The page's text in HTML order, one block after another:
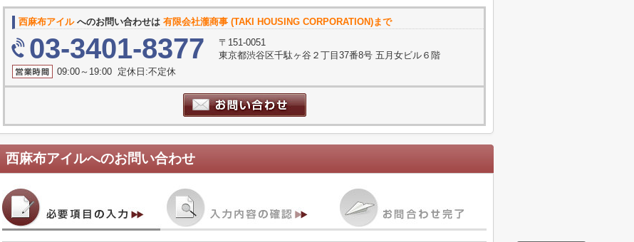
西麻布アイルへのお問い合わせは 有限会社瀧商事 (TAKI HOUSING CORPORATION)まで
03-3401-8377
〒151-0051
東京都渋谷区千駄ヶ谷２丁目37番8号 五月女ビル６階
09:00～19:00 定休日:不定休
西麻布アイルへのお問い合わせ